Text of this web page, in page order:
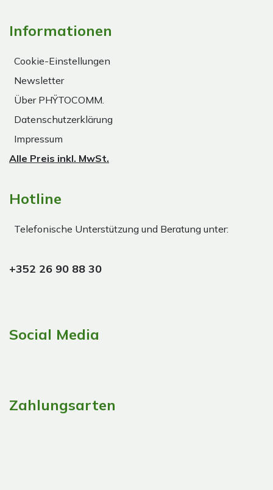
Informationen
Cookie-Einstellungen
Newsletter
Über PHŸTOCOMM.
Datenschutzerklärung
Impressum
Alle Preis inkl. MwSt.
Hotline
Telefonische Unterstützung und Beratung unter:
+352 26 90 88 30
Social Media
Zahlungsarten